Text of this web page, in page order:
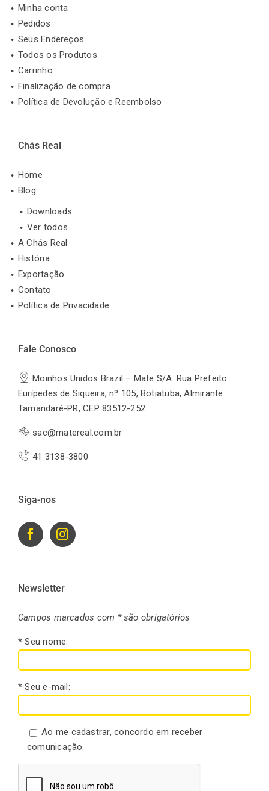
Minha conta
Pedidos
Seus Endereços
Todos os Produtos
Carrinho
Finalização de compra
Política de Devolução e Reembolso
Chás Real
Home
Blog
Downloads
Ver todos
A Chás Real
História
Exportação
Contato
Política de Privacidade
Fale Conosco
Moinhos Unidos Brazil – Mate S/A. Rua Prefeito
Eurípedes de Siqueira, nº 105, Botiatuba, Almirante
Tamandaré-PR, CEP 83512-252
sac@matereal.com.br
41 3138-3800
Siga-nos
Newsletter
Campos marcados com * são obrigatórios
* Seu nome:
* Seu e-mail:
Ao me cadastrar, concordo em receber
comunicação.